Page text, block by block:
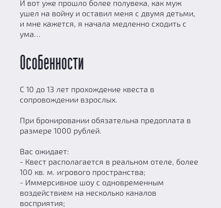
И вот уже прошло более полувека, как муж
ушел на войну и оставил меня с двумя детьми,
и мне кажется, я начала медленно сходить с
ума…
Особенности
С 10 до 13 лет прохождение квеста в
сопровождении взрослых.
При бронировании обязательна предоплата в
размере 1000 рублей.
Вас ожидает:
- Квест располагается в реальном отеле, более
100 кв. м. игрового пространства;
- Иммерсивное шоу с одновременным
воздействием на несколько каналов
восприятия;